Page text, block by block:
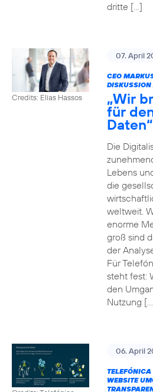
dritte […]
Credits: Elias Hassos
07. April
CEO
„Wir
für
Daten“
Die
Lebens
die
weltweit.
enorme
groß sind
der
Für
steht fest:
den
Nutzung
06. April
WEBSITE